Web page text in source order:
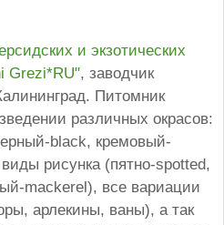
и экзотических
Grezi*RU", заводчик
Питомник
различных окрасов:
black, кремовый-
рисунка (пятно-spotted,
mackerel), все вариации
арлекины, ваны), а так